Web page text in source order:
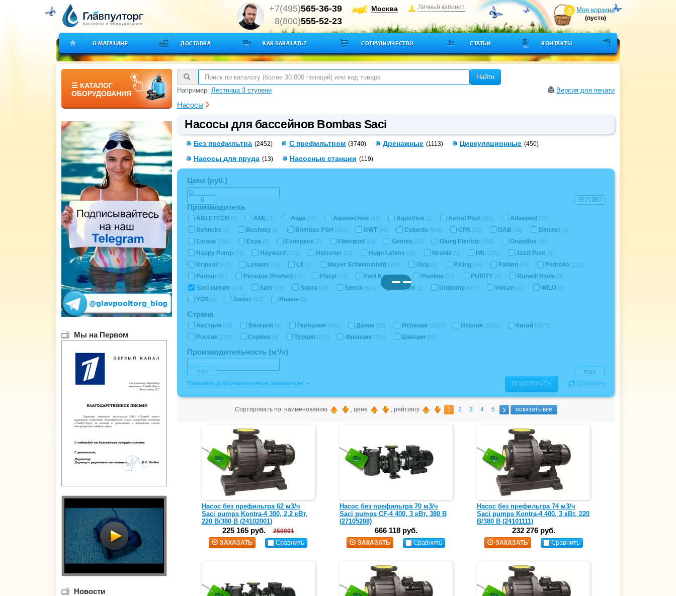
+7(495)565-36-39
8(800)555-52-23
Москва Личный кабинет 0 Моя корзина
(пусто)
О МАГАЗИНЕ ДОСТАВКА КАК ЗАКАЗАТЬ? СОТРУДНИЧЕСТВО СТАТЬИ КОНТАКТЫ
☰ КАТАЛОГ
ОБОРУДОВАНИЯ
Мы на Первом
Новости
Найти
Например: Лестница 3 ступени Версия для печати
Насосы
Насосы для бассейнов Bombas Saci
Без префильтра (2452) С префильтром (3740) Дренажные (1113) Циркуляционные (450)
Насосы для пруда (13) Насосные станции (119)
Цена (руб.)
Производитель
ABLETECH [6] AML Aqua [12] Aquatechnix AquaViva Astral Pool [343] Atlaspool [32]
Behncke [2] Bestway Bombas PSH [182] BWT Calpeda [948] CPA [32] DAB [28] Dinotec
Emaux [180] Espa [2] Evospace [7] Fiberpool Gemas [78] Glong Electric [358] Grundfos [15]
Happy Pump [72] Hayward [272] Heissner Hugo Lahme [18] Idrania [5] IML [205] Jazzi Pool
Kripsol [257] Laswim [73] LX [2] Mayer Schwimmbad [504] Osip P.King [59] Pahlen [53] Pedrollo
Pentair Peraqua (Praher) [42] Piarpi [17] Pool King[215] Poolline [21] PURITY Runwill Pools [3]
Saci pumps Saer [18] Sopra [19] Speck [527] Speroni Unipump [637] Volcan [12] WILO [3]
YOS Zodiac [12] Нюкон [2]
Страна
Австрия [53] Венгрия [9] Германия [680] Дания [12] Испания [1427] Италия [2160] Китай [2877]
Россия [178] Сербия [3] Турция [127] Франция [251] Швеция [53]
Производительность (м³/ч)
Показать дополнительные параметры Сбросить
ПОДОБРАТЬ
Сортировать по: наименованию , цене , рейтингу 1 2 3 4 5 показать все
Насос без префильтра 62 м3/ч
Saci pumps Kontra-4 300, 2,2 кВт,
220 В/380 В (24102001)
225 165 руб.
250901
ЗАКАЗАТЬ
Сравнить
Насос без префильтра 70 м3/ч
Saci pumps CF-4 400, 3 кВт, 380 В
(27105208)
666 118 руб.
ЗАКАЗАТЬ Сравнить
Насос без префильтра 74 м3/ч
Saci pumps Kontra-4 400, 3 кВт, 220
В/380 В (24101111)
232 276 руб.
ЗАКАЗАТЬ Сравнить